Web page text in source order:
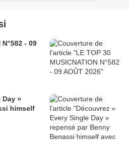
N°582 - 09
Day »
himself